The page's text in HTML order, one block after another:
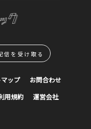
信を受け取る
ップ お問合わせ
用規約 運営会社